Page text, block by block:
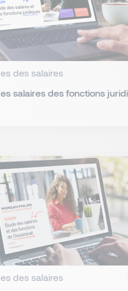
des salaires
salaires des fonctions
des salaires